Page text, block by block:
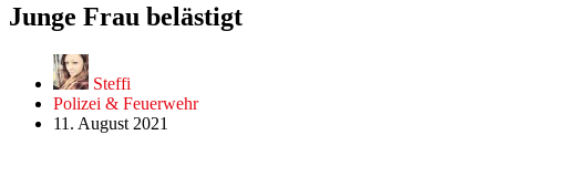
Junge Frau belästigt
Steffi
Polizei & Feuerwehr
11. August 2021